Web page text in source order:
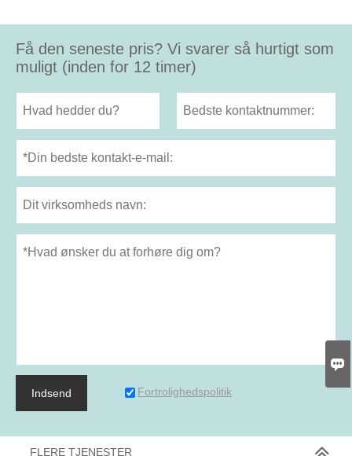
Få den seneste pris? Vi svarer så hurtigt som
muligt (inden for 12 timer)
Indsend Fortrolighedspolitik
FLERE TJENESTER
